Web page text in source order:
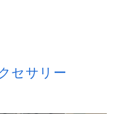
セサリー